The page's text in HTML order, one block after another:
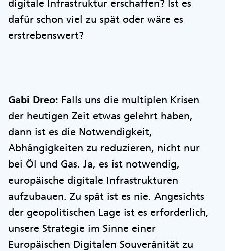
digitale Infrastruktur erschaffen? Ist es
dafür schon viel zu spät oder wäre es
erstrebenswert?
Gabi Dreo: Falls uns die multiplen Krisen
der heutigen Zeit etwas gelehrt haben,
dann ist es die Notwendigkeit,
Abhängigkeiten zu reduzieren, nicht nur
bei Öl und Gas. Ja, es ist notwendig,
europäische digitale Infrastrukturen
aufzubauen. Zu spät ist es nie. Angesichts
der geopolitischen Lage ist es erforderlich,
unsere Strategie im Sinne einer
Europäischen Digitalen Souveränität zu